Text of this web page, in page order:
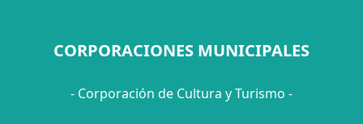
CORPORACIONES MUNICIPALES
- Corporación de Cultura y Turismo -